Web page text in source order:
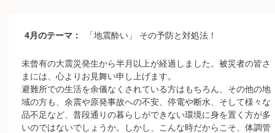
4月のテーマ： 「地震酔い」 その予防と対処法！
未曾有の大震災発生から半月以上が経過しました。被災者の皆さ
まには、心よりお見舞い申し上げます。
避難所での生活を余儀なくされている方はもちろん、その他の地
域の方も、余震や原発事故への不安、停電や断水、そして様々な
品不足など、普段通りの暮らしができない環境に身を置く方が多
いのではないでしょうか。しかし、こんな時だからこそ、体調管